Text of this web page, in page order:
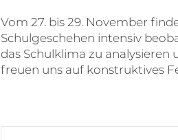
Vom 27. bis 29. November
Schulgeschehen intensiv
das Schulklima zu
freuen uns auf konstruktives